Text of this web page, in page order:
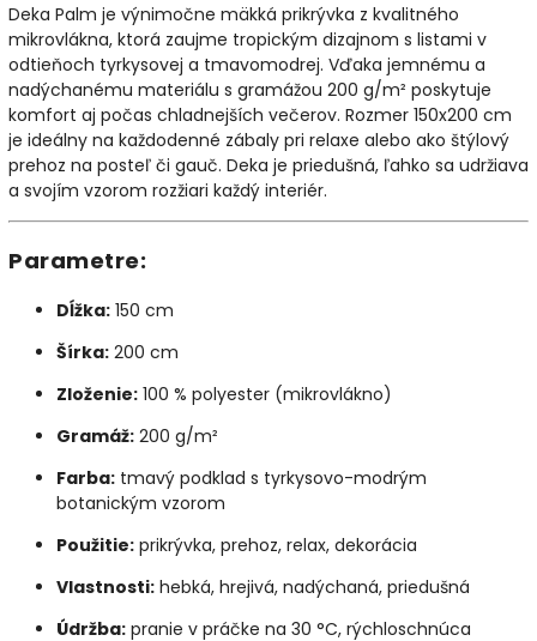
Deka Palm je výnimočne mäkká prikrývka z kvalitného
mikrovlákna, ktorá zaujme tropickým dizajnom s listami v
odtieňoch tyrkysovej a tmavomodrej. Vďaka jemnému a
nadýchanému materiálu s gramážou 200 g/m² poskytuje
komfort aj počas chladnejších večerov. Rozmer 150x200 cm
je ideálny na každodenné zábaly pri relaxe alebo ako štýlový
prehoz na posteľ či gauč. Deka je priedušná, ľahko sa udržiava
a svojím vzorom rozžiari každý interiér.
Parametre:
Dĺžka: 150 cm
Šírka: 200 cm
Zloženie: 100 % polyester (mikrovlákno)
Gramáž: 200 g/m²
Farba: tmavý podklad s tyrkysovo-modrým
botanickým vzorom
Použitie: prikrývka, prehoz, relax, dekorácia
Vlastnosti: hebká, hrejivá, nadýchaná, priedušná
Údržba: pranie v práčke na 30 °C, rýchloschnúca